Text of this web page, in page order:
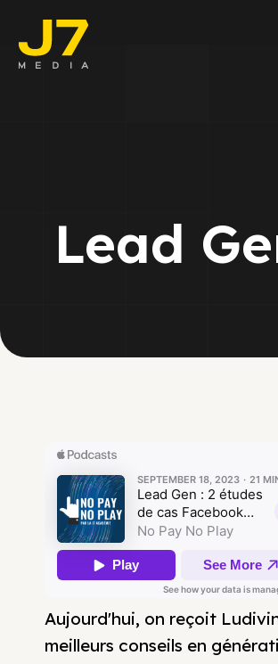
Lead
Aujourd'hui, on reçoit
meilleurs conseils en